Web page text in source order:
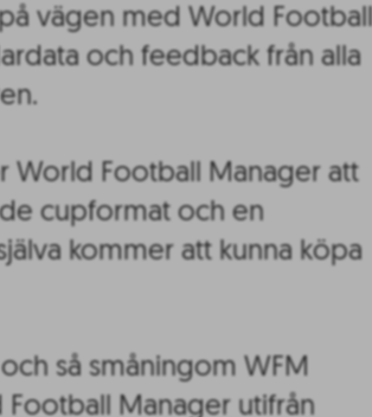
vägen med World Football
och feedback från alla
World Football Manager att
cupformat och en
kommer att kunna köpa
så småningom WFM
Manager utifrån